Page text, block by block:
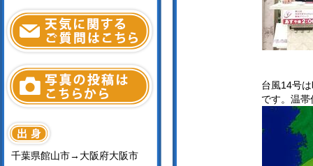
台風14号
です。温
千葉県館山市→大阪府大阪市